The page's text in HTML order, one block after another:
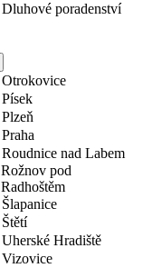
Dluhové poradenství
Otrokovice
Písek
Plzeň
Praha
Roudnice nad Labem
Rožnov pod
Radhoštěm
Šlapanice
Štětí
Uherské Hradiště
Vizovice